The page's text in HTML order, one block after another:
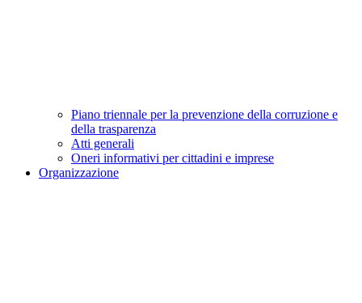
Piano triennale per la prevenzione della corruzione e
della trasparenza
Atti generali
Oneri informativi per cittadini e imprese
Organizzazione